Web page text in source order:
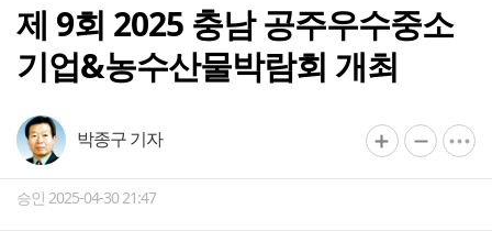
제 9회 2025 충남 공주우수중소
기업&농수산물박람회 개최
박종구 기자
승인 2025-04-30 21:47